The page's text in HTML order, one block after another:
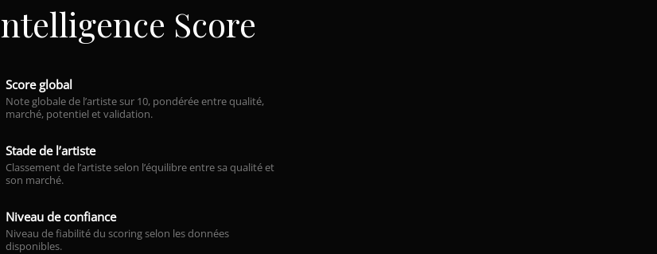
Score
Score global
Note globale de l’artiste sur 10, pondérée entre qualité,
marché, potentiel et validation.
Stade de l’artiste
Classement de l’artiste selon l’équilibre entre sa qualité et
son marché.
Niveau de confiance
Niveau de fiabilité du scoring selon les données
disponibles.